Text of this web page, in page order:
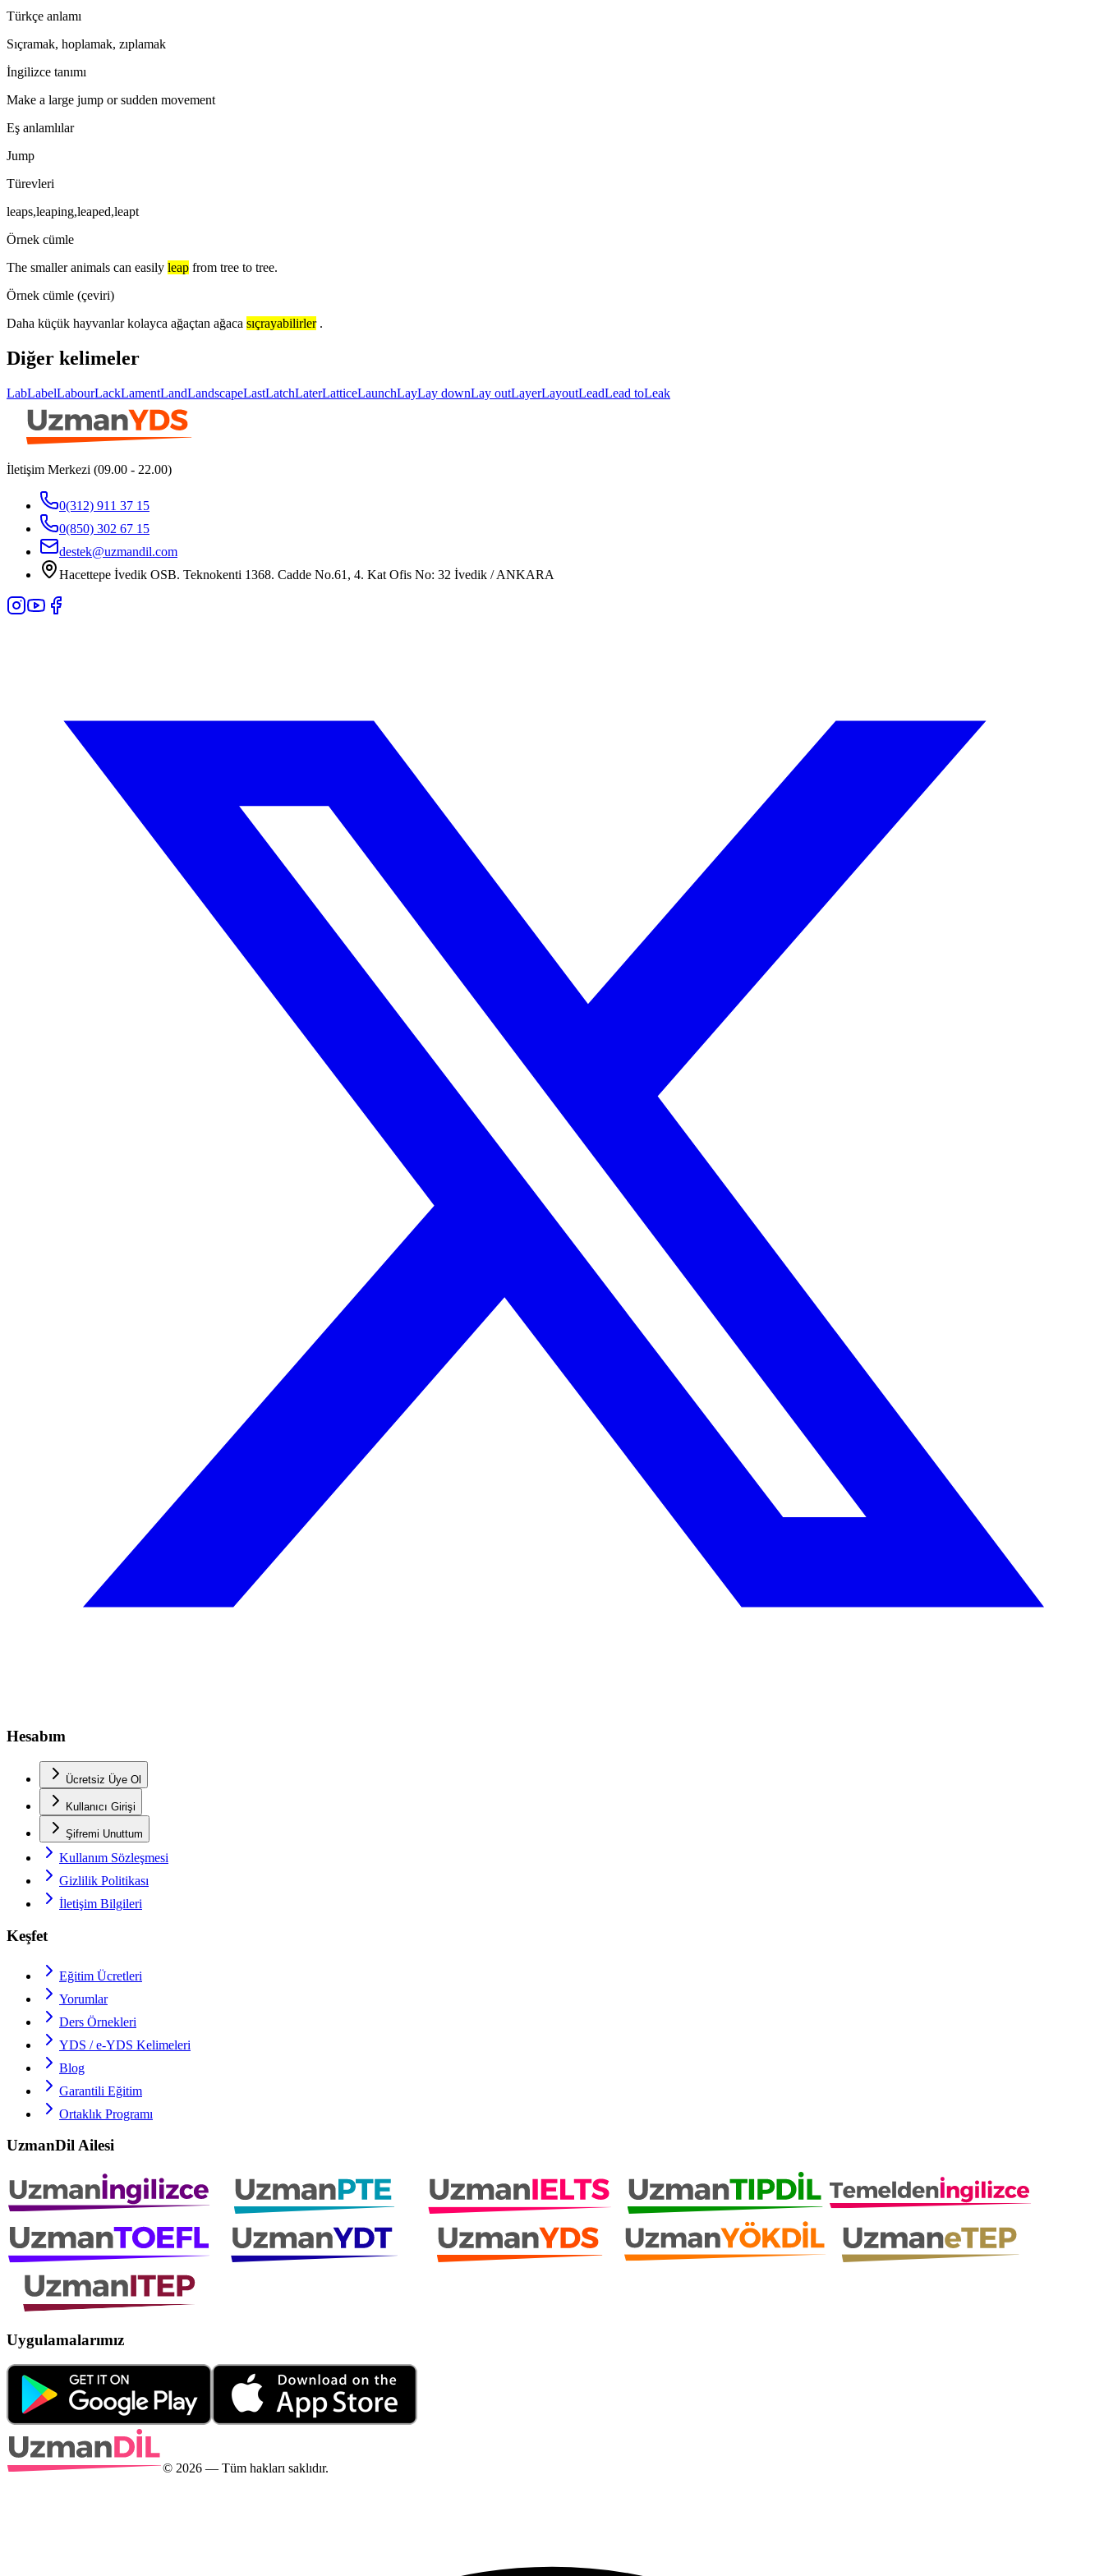
Türkçe anlamı
Sıçramak, hoplamak, zıplamak
İngilizce tanımı
Make a large jump or sudden movement
Eş anlamlılar
Jump
Türevleri
leaps,leaping,leaped,leapt
Örnek cümle
The smaller animals can easily leap from tree to tree.
Örnek cümle (çeviri)
Daha küçük hayvanlar kolayca ağaçtan ağaca sıçrayabilirler .
Diğer kelimeler
LabLabelLabourLackLamentLandLandscapeLastLatchLaterLatticeLaunchLayLay downLay outLayerLayoutLeadLead toLeak
İletişim Merkezi (09.00 - 22.00)
0(312) 911 37 15
0(850) 302 67 15
destek@uzmandil.com
Hacettepe İvedik OSB. Teknokenti 1368. Cadde No.61, 4. Kat Ofis No: 32 İvedik / ANKARA
Hesabım
Ücretsiz Üye Ol
Kullanıcı Girişi
Şifremi Unuttum
Kullanım Sözleşmesi
Gizlilik Politikası
İletişim Bilgileri
Keşfet
Eğitim Ücretleri
Yorumlar
Ders Örnekleri
YDS / e-YDS Kelimeleri
Blog
Garantili Eğitim
Ortaklık Programı
UzmanDil Ailesi
Uygulamalarımız
© 2026 — Tüm hakları saklıdır.